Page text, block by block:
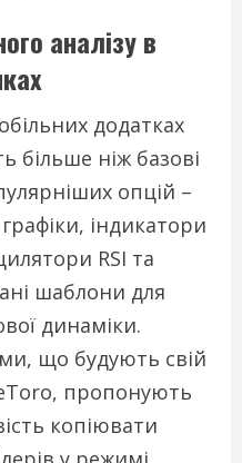
аналізу в
додатках
більше ніж базові
опцій –
графіки, індикатори
RSI та
шаблони для
динаміки.
що будують свій
пропонують
копіювати